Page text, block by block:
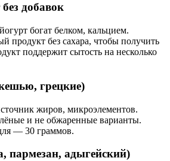
добавок
богат белком, кальцием.
продукт без сахара, чтобы получить
поддержит сытость на несколько
грецкие)
жиров, микроэлементов.
и не обжаренные варианты.
— 30 граммов.
пармезан, адыгейский)